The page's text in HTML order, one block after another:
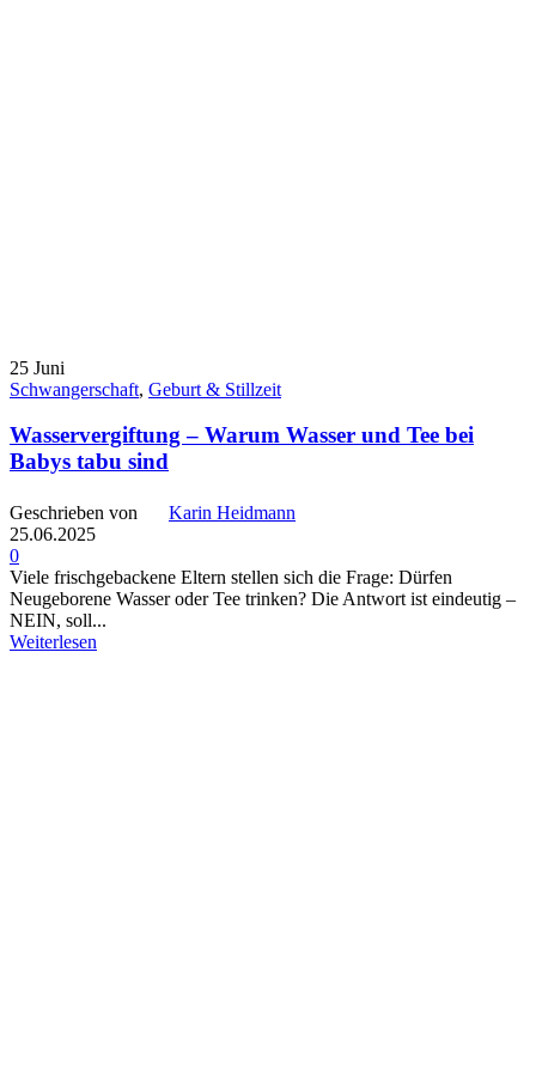
25 Juni
Schwangerschaft, Geburt & Stillzeit
Wasservergiftung – Warum Wasser und Tee bei
Babys tabu sind
Geschrieben von
Karin Heidmann
25.06.2025
0
Viele frischgebackene Eltern stellen sich die Frage: Dürfen
Neugeborene Wasser oder Tee trinken? Die Antwort ist eindeutig –
NEIN, soll...
Weiterlesen